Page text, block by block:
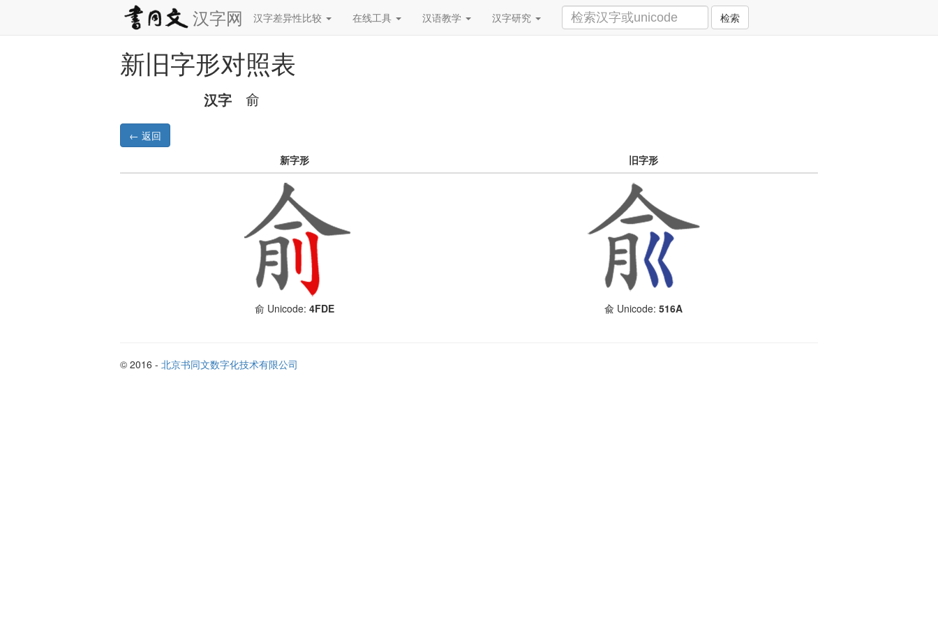
汉字网 汉字差异性比较 在线工具 汉语教学 汉字研究 检索
新旧字形对照表
汉字 俞
新字形 旧字形
俞 Unicode: 4FDE 兪 Unicode: 516A
© 2016 - 北京书同文数字化技术有限公司